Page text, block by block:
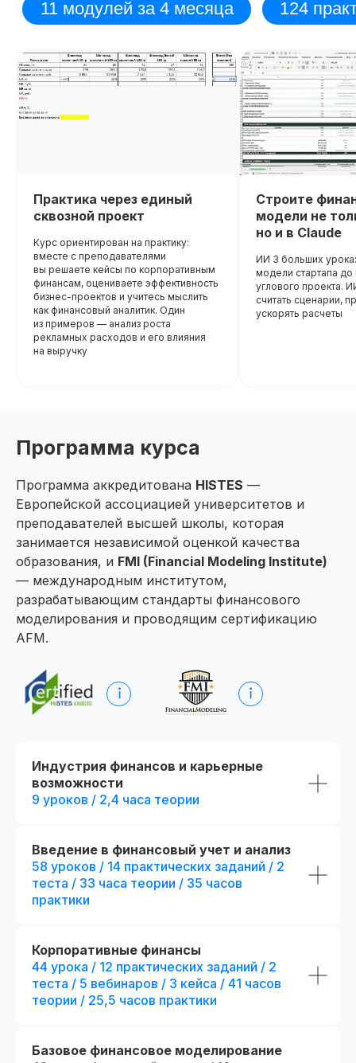
Практика через единый
сквозной проект
Курс ориентирован на практику:
вместе с преподавателями
вы решаете кейсы по корпоративным
финансам, оцениваете эффективность
бизнес-проектов и учитесь мыслить
как финансовый аналитик. Один
из примеров — анализ роста
рекламных расходов и его влияния
на выручку
Строите
модели не
но и в Claude
ИИ 3 больших
модели стартапа
углового проекта.
считать сценарии,
ускорять расчеты
Программа курса
Программа аккредитована HISTES —
Европейской ассоциацией университетов и
преподавателей высшей школы, которая
занимается независимой оценкой качества
образования, и FMI (Financial Modeling Institute)
— международным институтом,
разрабатывающим стандарты финансового
моделирования и проводящим сертификацию
AFM.
Индустрия финансов и карьерные
возможности
9 уроков / 2,4 часа теории
Введение в финансовый учет и анализ
58 уроков / 14 практических заданий / 2
теста / 33 часа теории / 35 часов
практики
Корпоративные финансы
44 урока / 12 практических заданий / 2
теста / 5 вебинаров / 3 кейса / 41 часов
теории / 25,5 часов практики
Базовое финансовое моделирование
Лицензия на осуществление
образовательной деятельности№
Л035−01 271−78/00177 402
Диплом о прохождении курса Удостоверение о
квалификации
До окончания акции осталось
00
дней часов минута секунда
Подробнее